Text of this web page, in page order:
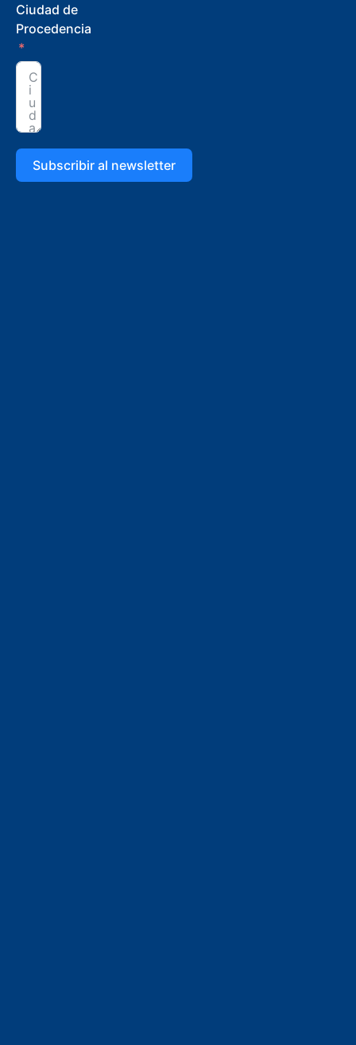
Ciudad de
Procedencia
Subscribir al newsletter